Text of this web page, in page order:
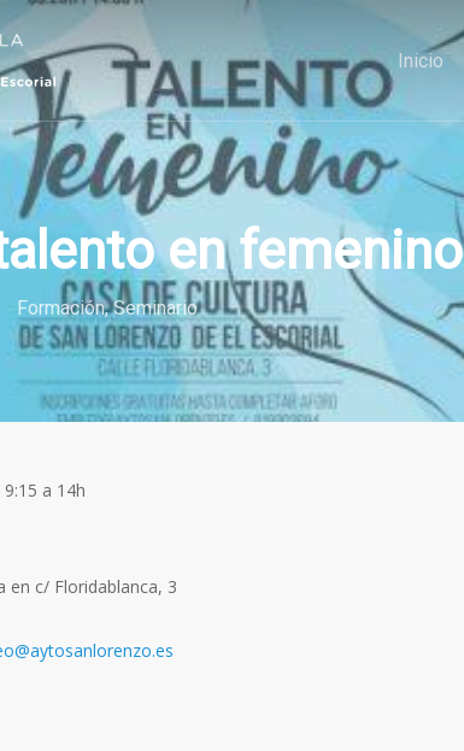
Inicio
en femenino
Formación,Seminario
a 14h
en c/ Floridablanca, 3